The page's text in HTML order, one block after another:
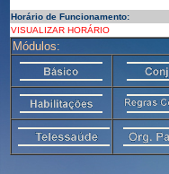
Horário de Funcionamento:
VISUALIZAR HORÁRIO
Módulos: